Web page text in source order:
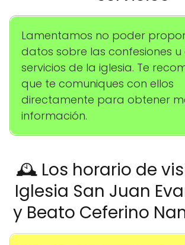
Lamentamos no poder
datos sobre las confesiones u
servicios de la iglesia. Te
que te comuniques con ellos
directamente para obtener
información.
🕰️ Los horario de
Iglesia San Juan
y Beato Ceferino